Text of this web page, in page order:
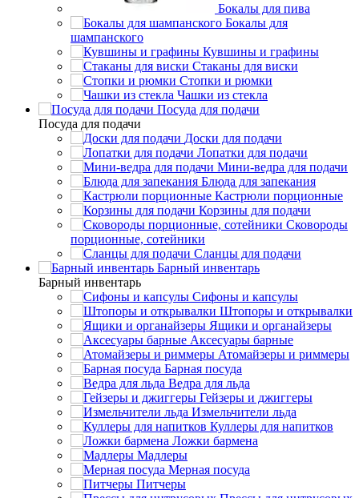
Бокалы для пива
Бокалы для
шампанского
Кувшины и графины
Стаканы для виски
Стопки и рюмки
Чашки из стекла
Посуда для подачи
Посуда для подачи
Доски для подачи
Лопатки для подачи
Мини-ведра для подачи
Блюда для запекания
Кастрюли порционные
Корзины для подачи
Сковороды
порционные, сотейники
Сланцы для подачи
Барный инвентарь
Барный инвентарь
Сифоны и капсулы
Штопоры и открывалки
Ящики и органайзеры
Аксесуары барные
Атомайзеры и риммеры
Барная посуда
Ведра для льда
Гейзеры и джиггеры
Измельчители льда
Куллеры для напитков
Ложки бармена
Мадлеры
Мерная посуда
Питчеры